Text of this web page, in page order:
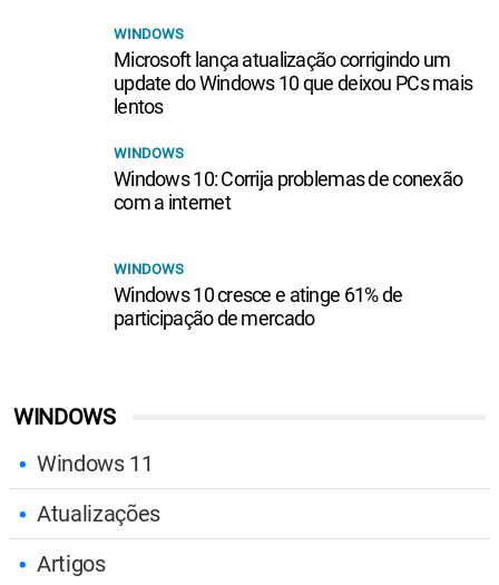
WINDOWS
Windows 11
Atualizações
Artigos
WINDOWS
Microsoft lança atualização corrigindo um
update do Windows 10 que deixou PCs mais
lentos
WINDOWS
Windows 10: Corrija problemas de conexão
com a internet
WINDOWS
Windows 10 cresce e atinge 61% de
participação de mercado